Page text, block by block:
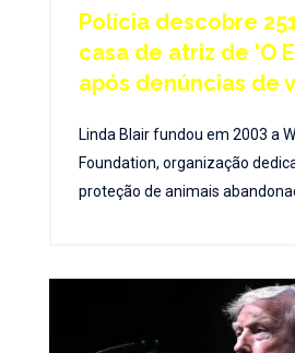
Polícia descobre
casa de atriz de 'O
após denúncias de
Linda Blair fundou em 2003 a
Foundation, organização
proteção de animais